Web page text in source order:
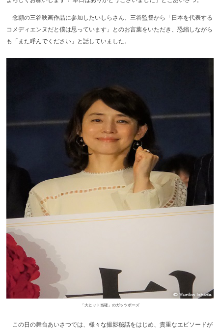
念願の三谷映画作品に参加したいしらさん、三谷監督から「日本を代表する
コメディエンヌだと僕は思っています」とのお言葉をいただき、恐縮しながら
も「また呼んでください」と話していました。
「大ヒット当確」のガッツポーズ
この日の舞台あいさつでは、様々な撮影秘話をはじめ、貴重なエピソードが